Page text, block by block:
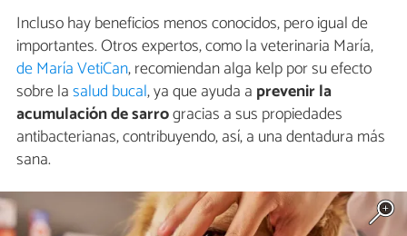
Incluso hay beneficios menos conocidos, pero igual de
importantes. Otros expertos, como la veterinaria María,
de María VetiCan, recomiendan alga kelp por su efecto
sobre lasalud bucal, ya que ayuda a prevenir la
acumulación de sarrogracias a sus propiedades
antibacterianas, contribuyendo, así, a una dentadura más
sana.